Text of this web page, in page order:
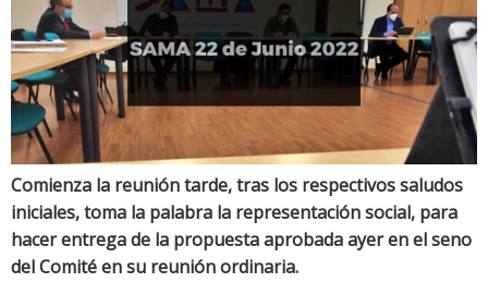
Comienza la reunión tarde, tras los respectivos saludos
iniciales, toma la palabra la representación social, para
hacer entrega de la propuesta aprobada ayer en el seno
del Comité en su reunión ordinaria.